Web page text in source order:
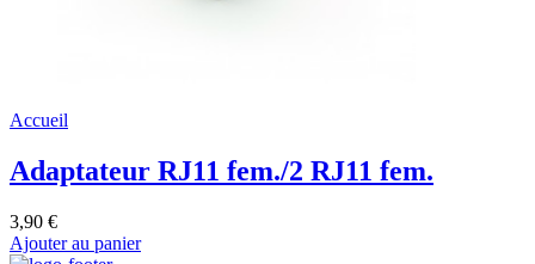
Accueil
Adaptateur RJ11 fem./2 RJ11 fem.
3,90 €
Ajouter au panier